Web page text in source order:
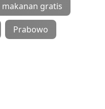
makanan gratis
Prabowo